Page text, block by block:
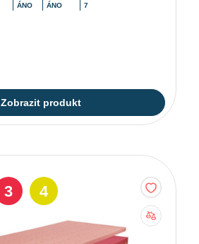
ÁNO ÁNO 7
Zobrazit produkt
3 4